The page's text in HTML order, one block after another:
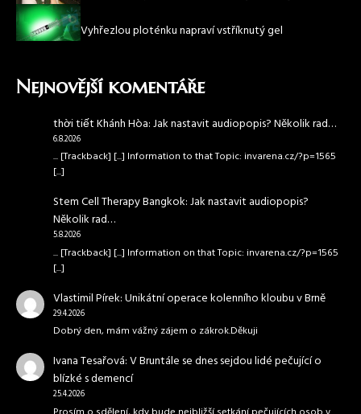
Vyhřezlou ploténku napraví vstříknutý gel
Nejnovější komentáře
thời tiết Khánh Hòa:Jak nastavit audiopopis? Několik rad…
6.8.2026
... [Trackback] [...] Information to that Topic: invarena.cz/?p=1565
[...]
Stem Cell Therapy Bangkok:Jak nastavit audiopopis?
Několik rad…
5.8.2026
... [Trackback] [...] Information on that Topic: invarena.cz/?p=1565
[...]
Vlastimil Pírek:Unikátní operace kolenního kloubu v Brně
29.4.2026
Dobrý den, mám vážný zájem o zákrok.Děkuji
Ivana Tesařová:V Bruntále se dnes sejdou lidé pečující o
blízké s demencí
25.4.2026